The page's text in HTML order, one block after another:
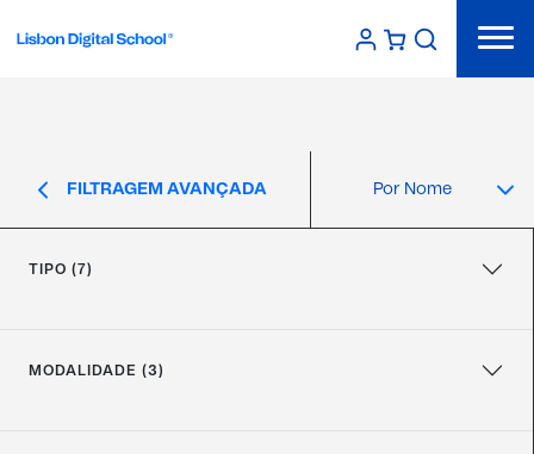
FILTRAGEM AVANÇADA
TIPO (7)
MODALIDADE (3)